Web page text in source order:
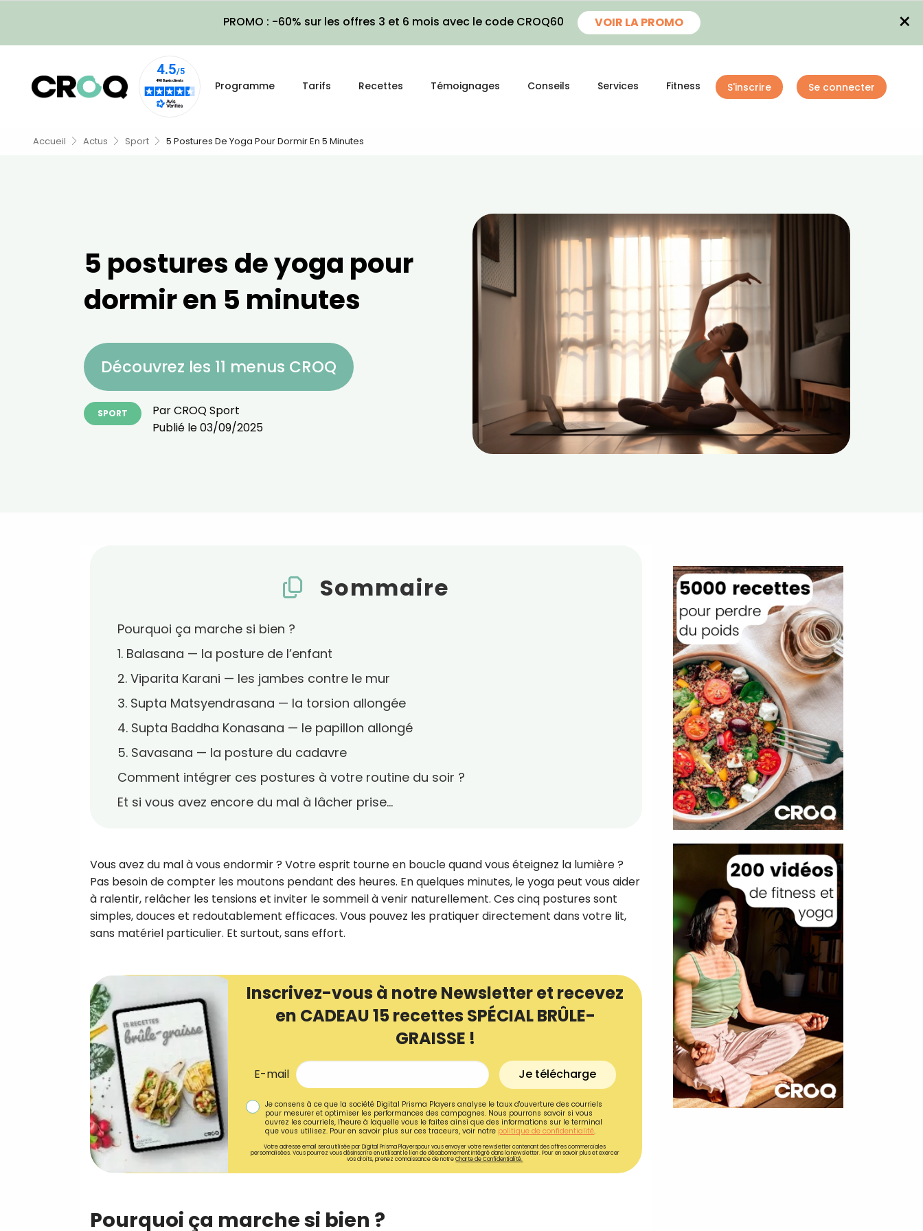
PROMO : -60% sur les offres 3 et 6 mois avec le code CROQ60 VOIR LA PROMO ×
Programme Tarifs Recettes Témoignages Conseils Services Fitness S'inscrire Se connecter
Accueil Actus Sport 5 Postures De Yoga Pour Dormir En 5 Minutes
5 postures de yoga pour
dormir en 5 minutes
Découvrez les 11 menus CROQ
SPORT ParCROQ Sport
Publié le03/09/2025
Sommaire
Pourquoi ça marche si bien ?
1. Balasana — la posture de l’enfant
2. Viparita Karani — les jambes contre le mur
3. Supta Matsyendrasana — la torsion allongée
4. Supta Baddha Konasana — le papillon allongé
5. Savasana — la posture du cadavre
Comment intégrer ces postures à votre routine du soir ?
Et si vous avez encore du mal à lâcher prise…
Vous avez du mal à vous endormir ? Votre esprit tourne en boucle quand vous éteignez la lumière ?
Pas besoin de compter les moutons pendant des heures. En quelques minutes, le yoga peut vous aider
à ralentir, relâcher les tensions et inviter le sommeil à venir naturellement. Ces cinq postures sont
simples, douces et redoutablement efficaces. Vous pouvez les pratiquer directement dans votre lit,
sans matériel particulier. Et surtout, sans effort.
Inscrivez-vous à notre Newsletter et recevez
en CADEAU 15 recettes SPÉCIAL BRÛLE-
GRAISSE !
E-mail Je télécharge
Je consens à ce que la société Digital Prisma Players analyse le taux d'ouverture des courriels
pour mesurer et optimiser les performances des campagnes. Nous pourrons savoir si vous
ouvrez les courriels, l'heure à laquelle vous le faites ainsi que des informations sur le terminal
que vous utilisez. Pour en savoir plus sur ces traceurs, voir notre politique de confidentialité.
Votre adresse email sera utilisée par Digital Prisma Playerspour vous envoyer votre newsletter contenant des offres commerciales
personnalisées. Vous pourrez vous désinscrire en utilisant le lien de désabonnement intégré dans la newsletter. Pour en savoir plus et exercer
vos droits, prenez connaissance de notreCharte de Confidentialité.
Pourquoi ça marche si bien ?
Recevez gratuitement 180
recettes inédites de CROQ